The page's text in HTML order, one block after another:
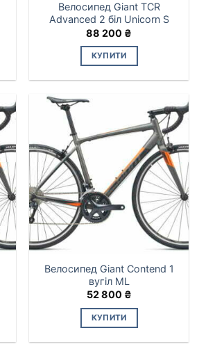
Велосипед Giant TCR
Advanced 2 біл Unicorn S
88 200 ₴
КУПИТИ
Велосипед Giant Contend 1
вугіл ML
52 800 ₴
КУПИТИ